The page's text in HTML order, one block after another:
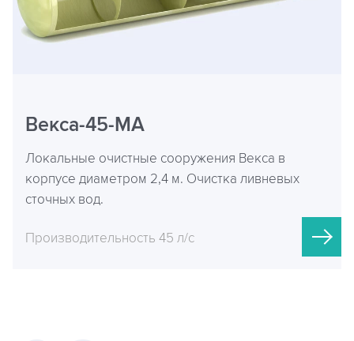
Векса-45-МА
Локальные очистные сооружения Векса в
корпусе диаметром 2,4 м. Очистка ливневых
сточных вод.
Производительность 45 л/с